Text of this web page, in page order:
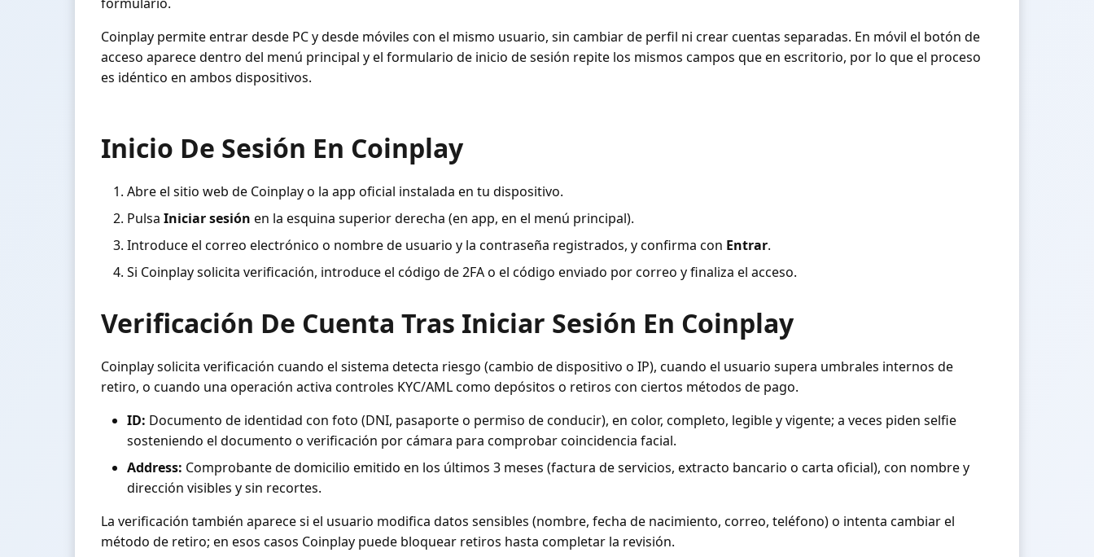
Coinplay permite entrar desde PC y desde móviles con el mismo usuario, sin cambiar de perfil ni crear cuentas separadas. En móvil el botón de
acceso aparece dentro del menú principal y el formulario de inicio de sesión repite los mismos campos que en escritorio, por lo que el proceso
es idéntico en ambos dispositivos.
Inicio De Sesión En Coinplay
Abre el sitio web de Coinplay o la app oficial instalada en tu dispositivo.
Pulsa Iniciar sesión en la esquina superior derecha (en app, en el menú principal).
Introduce el correo electrónico o nombre de usuario y la contraseña registrados, y confirma con Entrar.
Si Coinplay solicita verificación, introduce el código de 2FA o el código enviado por correo y finaliza el acceso.
Verificación De Cuenta Tras Iniciar Sesión En Coinplay
Coinplay solicita verificación cuando el sistema detecta riesgo (cambio de dispositivo o IP), cuando el usuario supera umbrales internos de
retiro, o cuando una operación activa controles KYC/AML como depósitos o retiros con ciertos métodos de pago.
ID: Documento de identidad con foto (DNI, pasaporte o permiso de conducir), en color, completo, legible y vigente; a veces piden selfie
sosteniendo el documento o verificación por cámara para comprobar coincidencia facial.
Address: Comprobante de domicilio emitido en los últimos 3 meses (factura de servicios, extracto bancario o carta oficial), con nombre y
dirección visibles y sin recortes.
La verificación también aparece si el usuario modifica datos sensibles (nombre, fecha de nacimiento, correo, teléfono) o intenta cambiar el
método de retiro; en esos casos Coinplay puede bloquear retiros hasta completar la revisión.